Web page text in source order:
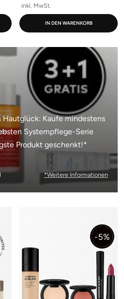
inkl. MwSt.
IN DEN WARENKORB
Kaufe mindestens
Systempflege-Serie
Produkt geschenkt!*
*Weitere Informationen